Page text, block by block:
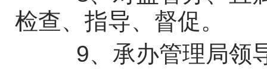
检查、指导、督促。
9、承办管理局领导